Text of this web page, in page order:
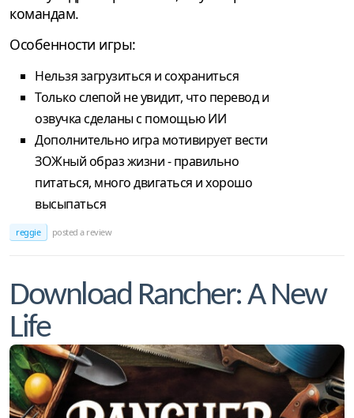
командам.
Особенности игры:
Нельзя загрузиться и сохраниться
Только слепой не увидит, что перевод и
озвучка сделаны с помощью ИИ
Дополнительно игра мотивирует вести
ЗОЖный образ жизни - правильно
питаться, много двигаться и хорошо
высыпаться
reggie posted a review
Download Rancher: A New
Life